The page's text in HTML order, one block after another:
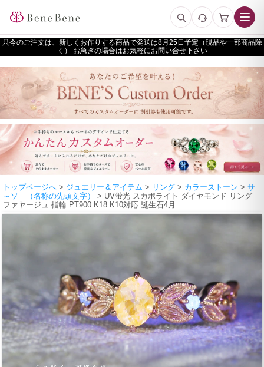
只今のご注文は、新しくお作りする商品で発送は
予定（現品や一部商品除
く） お急ぎの場合はお気軽にお問い合せ下さい
トップページへ > ジュエリー＆アイテム > リング > カラーストーン > サ
～ソ （名称の先頭文字）
> UV蛍光 スカポライト ダイヤモンド リング
ファヤージュ 指輪 PT900 K18 K10対応 誕生石4月